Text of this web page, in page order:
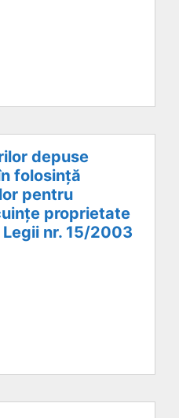
depuse
folosință
pentru
proprietate
nr. 15/2003